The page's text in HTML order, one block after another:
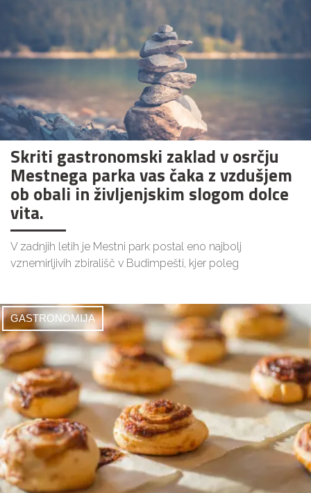
Skriti gastronomski zaklad v osrčju
Mestnega parka vas čaka z vzdušjem
ob obali in življenjskim slogom dolce
vita.
V zadnjih letih je Mestni park postal eno najbolj
vznemirljivih zbirališč v Budimpešti, kjer poleg
GASTRONOMIJA